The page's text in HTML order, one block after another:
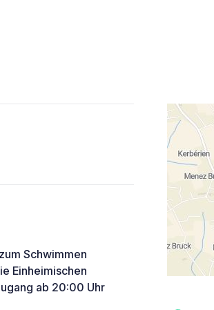
Schwimmen
Einheimischen
ab 20:00 Uhr